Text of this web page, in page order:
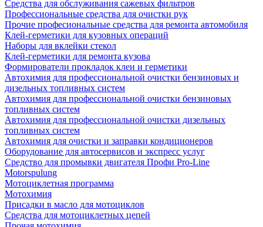
Средства для обслуживания сажевых фильтров
Профессиональные средства для очистки рук
Прочие професиональные средства для ремонта автомобиля
Клей-герметики для кузовных операций
Наборы для вклейки стекол
Клей-герметики для ремонта кузова
Формирователи прокладок клеи и герметики
Автохимия для профессиональной очистки бензиновых и
дизельных топливных систем
Автохимия для профессиональной очистки бензиновых
топливных систем
Автохимия для профессиональной очистки дизельных
топливных систем
Автохимия для очистки и заправки кондиционеров
Оборудование для автосервисов и экспресс услуг
Средство для промывки двигателя Профи Pro-Line
Motorspulung
Мотоциклетная программа
Мотохимия
Присадки в масло для мотоциклов
Средства для мотоциклетных цепей